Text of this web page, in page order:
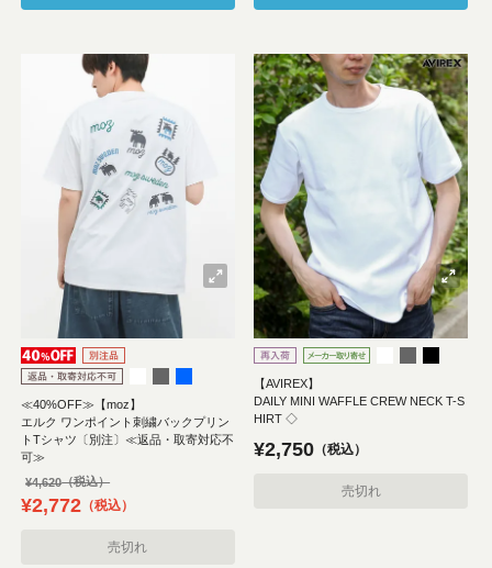
≪40%OFF≫【moz】
エルク ワンポイント刺繍バックプリン
トTシャツ〔別注〕≪返品・取寄対応不
可≫
¥4,620
¥2,772 税込
売切れ
【AVIREX】
DAILY MINI WAFFLE CREW NECK T-S
HIRT ◇
¥2,750 税込
売切れ